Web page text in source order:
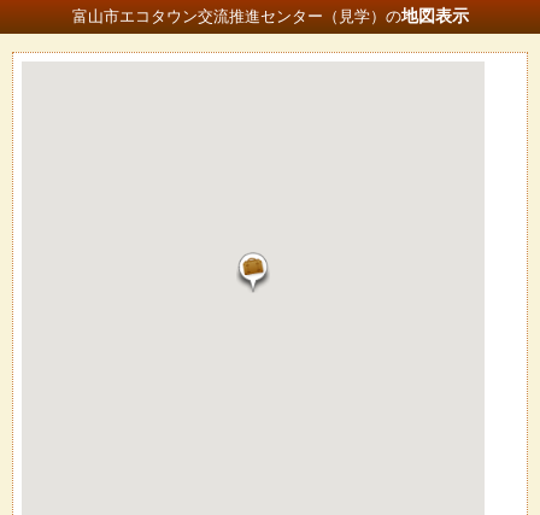
富山市エコタウン交流推進センター（見学）の地図表示